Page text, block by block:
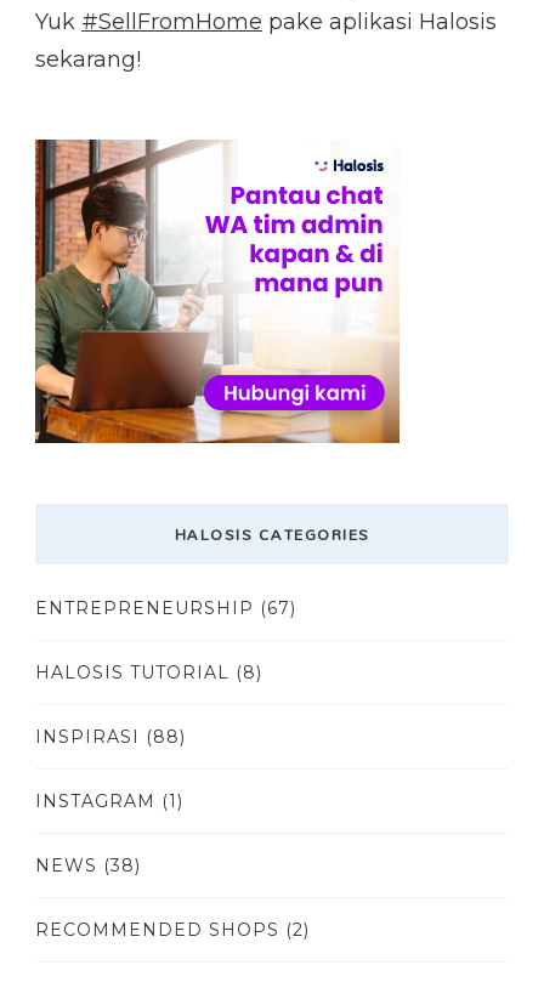
Yuk #SellFromHome pake aplikasi Halosis
sekarang!
HALOSIS CATEGORIES
ENTREPRENEURSHIP (67)
HALOSIS TUTORIAL (8)
INSPIRASI (88)
INSTAGRAM (1)
NEWS (38)
RECOMMENDED SHOPS (2)